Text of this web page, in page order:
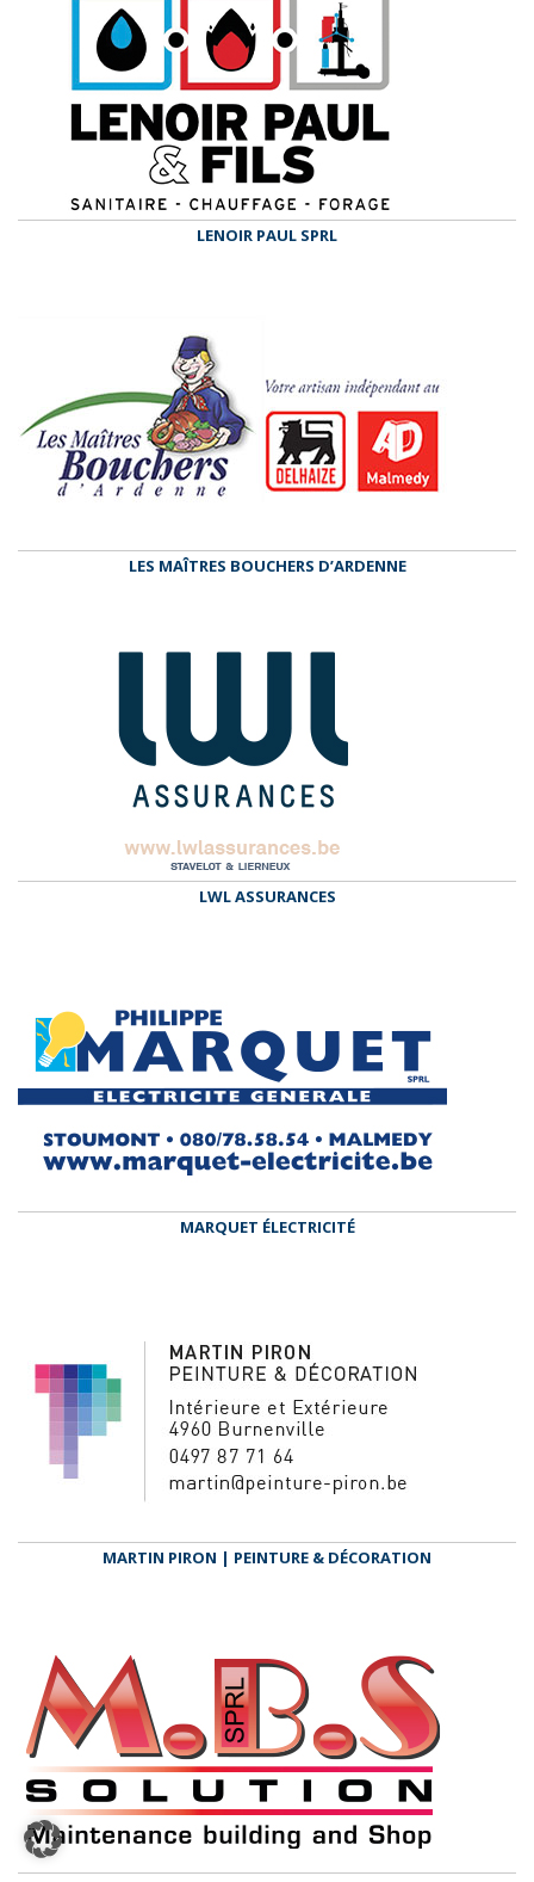
LENOIR PAUL SPRL
LES MAÎTRES BOUCHERS D’ARDENNE
LWL ASSURANCES
MARQUET ÉLECTRICITÉ
MARTIN PIRON | PEINTURE & DÉCORATION